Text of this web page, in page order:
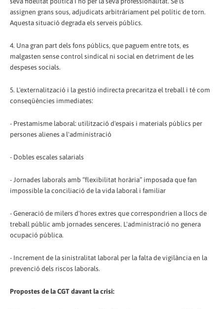
assignen grans sous, adjudicats arbitràriament pel polític de torn.
Aquesta situació degrada els serveis públics.
4. Una gran part dels fons públics, que paguem entre tots, es
malgasten sense control sindical ni social en detriment de les
despeses socials.
5. L'externalització i la gestió indirecta precaritza el treball i té com
conseqüències immediates:
- Prestamisme laboral: utilització d'espais i materials públics per
persones alienes a l'administració
- Dobles escales salarials
- Jornades laborals amb “flexibilitat horària” imposada que fan
impossible la conciliació de la vida laboral i familiar
- Generació de milers d'hores extres que correspondrien a llocs de
treball públic amb jornades senceres. L'administració no genera
ocupació pública.
- Increment de la sinistralitat laboral per la falta de vigilància en la
prevenció dels riscos laborals.
Propostes de la CGT davant la crisi: